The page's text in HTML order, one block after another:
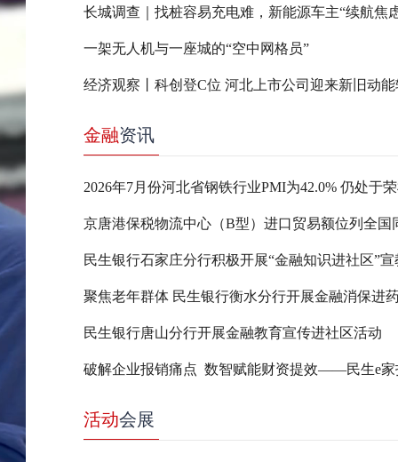
长城调查｜找桩容易充电难，新能源车主“续航焦
一架无人机与一座城的“空中网格员”
经济观察丨科创登C位 河北上市公司迎来新旧动能
金融资讯
2026年7月份河北省钢铁行业PMI为42.0% 仍处于
民生银行石家庄分行积极开展“金融知识进社区”宣
聚焦老年群体 民生银行衡水分行开展金融消保进
民生银行唐山分行开展金融教育宣传进社区活动
活动会展